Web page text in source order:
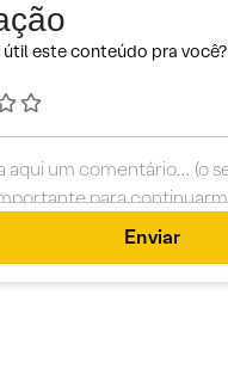
útil este conteúdo pra você?
Enviar